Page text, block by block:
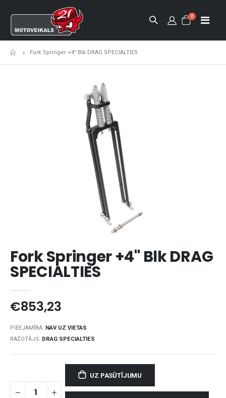
0
Sākumlapa
Fork Springer +4" Blk DRAG SPECIALTIES
Fork Springer +4" Blk DRAG
SPECIALTIES
€853,23
PIEEJAMĪBA: NAV UZ VIETAS
RAŽOTĀJS: DRAG SPECIALTIES
UZ PASŪTĪJUMU